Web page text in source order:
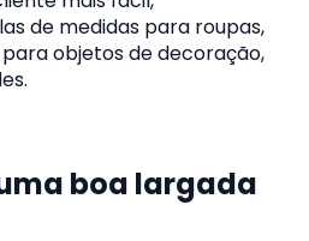
de medidas para roupas,
objetos de decoração,
boa largada